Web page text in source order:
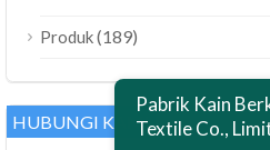
Produk(189)
HUBUNGI KAMI
Pabrik Kain
Textile Co.,
العربية
Polski
ไทย